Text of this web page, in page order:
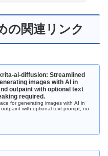
の関連リンク
ai-diffusion: Streamlined
images with AI in
outpaint with optional text
required.
for generating images with AI in
with optional text prompt, no